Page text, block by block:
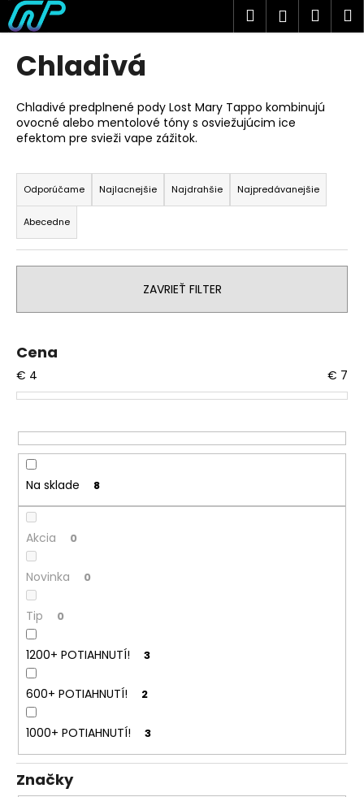
Prejsť
na
obsah
Hľadať
Chladivá
Chladivé predplnené pody Lost Mary Tappo kombinujú
ovocné alebo mentolové tóny s osviežujúcim ice
efektom pre svieži vape zážitok.
R
a
d
e
n
p
o
d
u
t
o
v
Odporúčame Najlacnejšie Najdrahšie Najpredávanejšie
Abecedne
ZAVRIEŤ FILTER
Cena
€ 4 € 7
Na sklade 8
Akcia 0
Novinka 0
Tip 0
1200+ POTIAHNUTÍ! 3
600+ POTIAHNUTÍ! 2
1000+ POTIAHNUTÍ! 3
Značky
K
o
o
p
t
e
b
u
t
e
n
á
j
s
ť
?
O
d
p
o
ú
a
m
e